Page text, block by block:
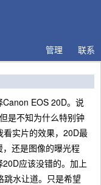
联系
管理
EOS 20D。说
是不知为什么特别钟
实片的效果，20D最
还是图像的曝光程
应该没错的。加上
水让道。只是希望